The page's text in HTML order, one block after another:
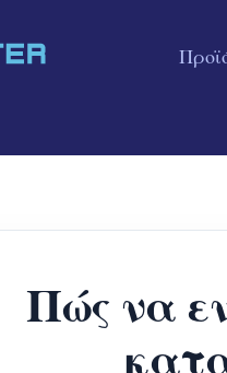
Πώς να